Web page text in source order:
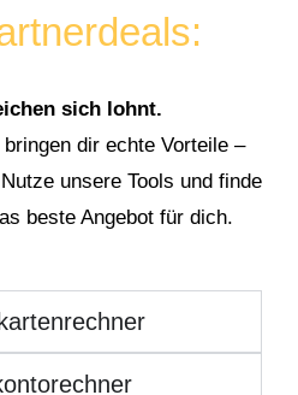
sich lohnt.
dir echte Vorteile –
unsere Tools und finde
beste Angebot für dich.